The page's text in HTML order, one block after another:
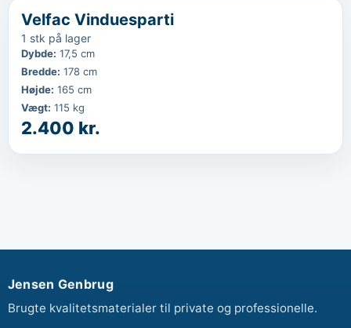
Velfac Vinduesparti
1 stk på lager
Dybde: 17,5 cm
Bredde: 178 cm
Højde: 165 cm
Vægt: 115 kg
2.400 kr.
Jensen Genbrug
Brugte kvalitetsmaterialer til private og professionelle.